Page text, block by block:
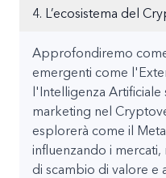
4. L’ecosistema del
Approfondiremo
emergenti come
l'Intelligenza Artificiale
marketing nel
esplorerà come il
influenzando i
di scambio di valore e